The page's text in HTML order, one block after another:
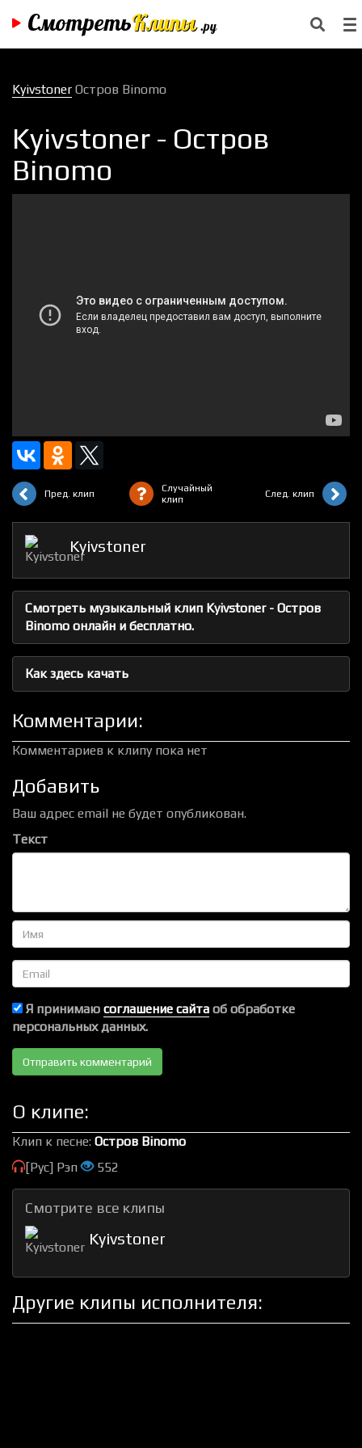
СмотретьКлипы .ру
Kyivstoner Остров Binomo
Kyivstoner - Остров
Binomo
Пред. клип
Случайный
клип
След. клип
Kyivstoner
Смотреть музыкальный клип Kyivstoner - Остров
Binomo онлайн и бесплатно.
Как здесь качать
Комментарии:
Комментариев к клипу пока нет
Добавить
Ваш адрес email не будет опубликован.
Текст
Имя
Email
Я принимаю соглашение сайта об обработке
персональных данных.
О клипе:
Клип к песне: Остров Binomo
[Рус] Рэп
552
Смотрите все клипы
Kyivstoner
Другие клипы исполнителя: